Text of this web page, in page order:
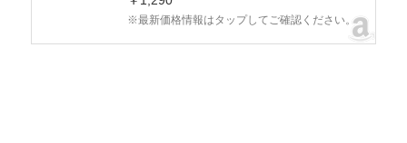
※最新価格情報はタップしてご確認ください。